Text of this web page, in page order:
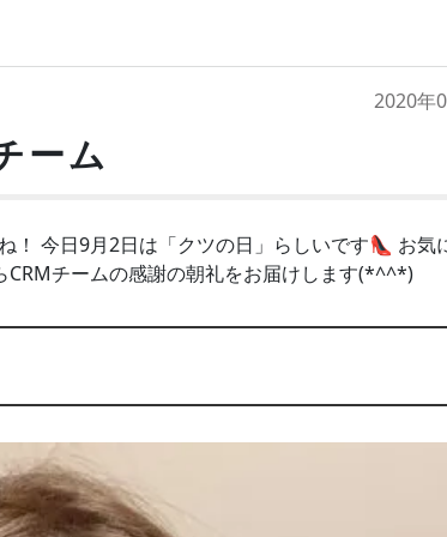
2020年
ーム
！ 今日9月2日は「クツの日」らしいです👠 お気
チームの感謝の朝礼をお届けします(*^^*)